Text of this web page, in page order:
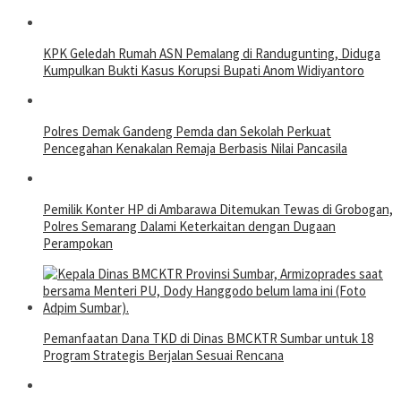
KPK Geledah Rumah ASN Pemalang di Randugunting, Diduga
Kumpulkan Bukti Kasus Korupsi Bupati Anom Widiyantoro
Polres Demak Gandeng Pemda dan Sekolah Perkuat
Pencegahan Kenakalan Remaja Berbasis Nilai Pancasila
Pemilik Konter HP di Ambarawa Ditemukan Tewas di Grobogan,
Polres Semarang Dalami Keterkaitan dengan Dugaan
Perampokan
Pemanfaatan Dana TKD di Dinas BMCKTR Sumbar untuk 18
Program Strategis Berjalan Sesuai Rencana